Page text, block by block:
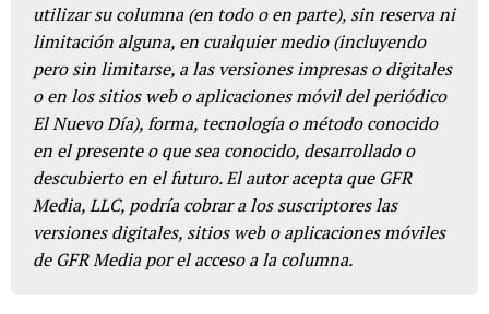
utilizar su columna (en todo o en parte), sin reserva ni
limitación alguna, en cualquier medio (incluyendo
pero sin limitarse, a las versiones impresas o digitales
o en los sitios web o aplicaciones móvil del periódico
El Nuevo Día), forma, tecnología o método conocido
en el presente o que sea conocido, desarrollado o
descubierto en el futuro. El autor acepta que GFR
Media, LLC, podría cobrar a los suscriptores las
versiones digitales, sitios web o aplicaciones móviles
de GFR Media por el acceso a la columna.